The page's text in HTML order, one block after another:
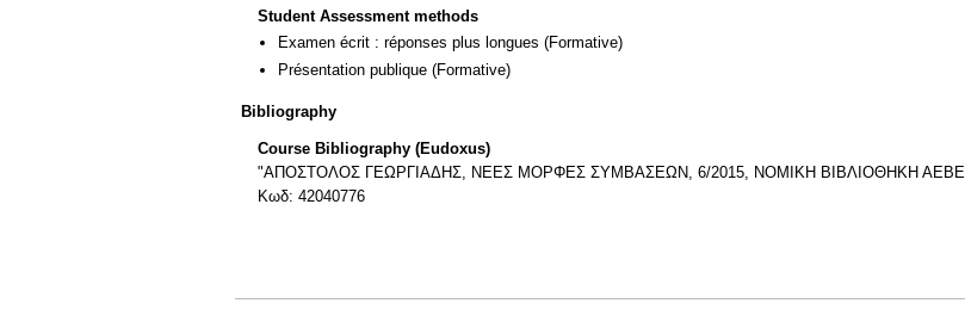
Student Assessment methods
Examen écrit : réponses plus longues (Formative)
Présentation publique (Formative)
Bibliography
Course Bibliography (Eudoxus)
"ΑΠΟΣΤΟΛΟΣ ΓΕΩΡΓΙΑΔΗΣ, ΝΕΕΣ ΜΟΡΦΕΣ ΣΥΜΒΑΣΕΩΝ, 6/2015, ΝΟΜΙΚΗ ΒΙΒΛΙΟΘΗΚΗ ΑΕΒΕ
Κωδ: 42040776